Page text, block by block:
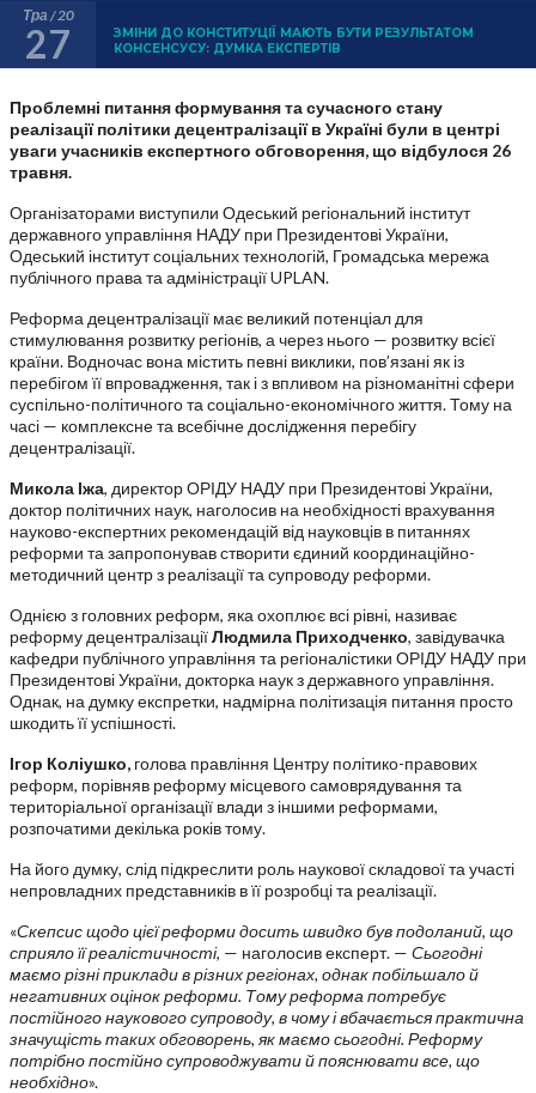
Тра / 20
27
ЗМІНИ ДО КОНСТИТУЦІЇ МАЮТЬ БУТИ РЕЗУЛЬТАТОМ
КОНСЕНСУСУ: ДУМКА ЕКСПЕРТІВ
Проблемні питання формування та сучасного стану
реалізації політики децентралізації в Україні були в центрі
уваги учасників експертного обговорення, що відбулося 26
травня.
Організаторами виступили Одеський регіональний інститут
державного управління НАДУ при Президентові України,
Одеський інститут соціальних технологій, Громадська мережа
публічного права та адміністрації UPLAN.
Реформа децентралізації має великий потенціал для
стимулювання розвитку регіонів, а через нього — розвитку всієї
країни. Водночас вона містить певні виклики, пов’язані як із
перебігом її впровадження, так і з впливом на різноманітні сфери
суспільно-політичного та соціально-економічного життя. Тому на
часі — комплексне та всебічне дослідження перебігу
децентралізації.
Микола Іжа, директор ОРІДУ НАДУ при Президентові України,
доктор політичних наук, наголосив на необхідності врахування
науково-експертних рекомендацій від науковців в питаннях
реформи та запропонував створити єдиний координаційно-
методичний центр з реалізації та супроводу реформи.
Однією з головних реформ, яка охоплює всі рівні, називає
реформу децентралізаціїЛюдмила Приходченко, завідувачка
кафедри публічного управління та регіоналістики ОРІДУ НАДУ при
Президентові України, докторка наук з державного управління.
Однак, на думку експретки, надмірна політизація питання просто
шкодить її успішності.
Ігор Коліушко, голова правління Центру політико-правових
реформ, порівняв реформу місцевого самоврядування та
територіальної організації влади з іншими реформами,
розпочатими декілька років тому.
На його думку, слід підкреслити роль наукової складової та участі
непровладних представників в її розробці та реалізації.
«Скепсис щодо цієї реформи досить швидко був подоланий, що
сприяло її реалістичності, — наголосив експерт. — Сьогодні
маємо різні приклади в різних регіонах, однак побільшало й
негативних оцінок реформи. Тому реформа потребує
постійного наукового супроводу, в чому і вбачається практична
значущість таких обговорень, як маємо сьогодні. Реформу
потрібно постійно супроводжувати й пояснювати все, що
необхідно».